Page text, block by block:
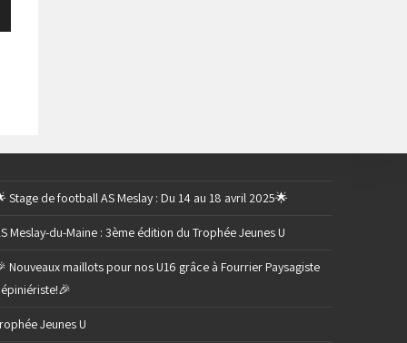
Stage de football AS Meslay : Du 14 au 18 avril 2025🌟
Meslay-du-Maine : 3ème édition du Trophée Jeunes U
Nouveaux maillots pour nos U16 grâce à Fourrier Paysagiste
Jeunes U